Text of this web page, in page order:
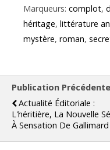
Marqueurs: complot,
héritage, littérature
mystère, roman,
Publication Précédente
Actualité Éditoriale :
L'héritière, La Nouvelle
À Sensation De Gallimard